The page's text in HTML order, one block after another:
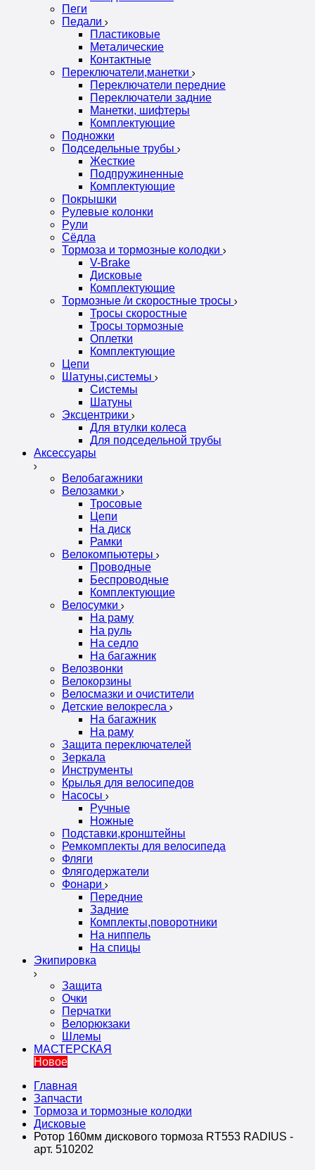
Пеги
Педали
Пластиковые
Металические
Контактные
Переключатели,манетки
Переключатели передние
Переключатели задние
Манетки, шифтеры
Комплектующие
Подножки
Подседельные трубы
Жесткие
Подпружиненные
Комплектующие
Покрышки
Рулевые колонки
Рули
Сёдла
Тормоза и тормозные колодки
V-Brake
Дисковые
Комплектующие
Тормозные /и скоростные тросы
Тросы скоростные
Тросы тормозные
Оплетки
Комплектующие
Цепи
Шатуны,системы
Системы
Шатуны
Эксцентрики
Для втулки колеса
Для подседельной трубы
Аксессуары
Велобагажники
Велозамки
Тросовые
Цепи
На диск
Рамки
Велокомпьютеры
Проводные
Беспроводные
Комплектующие
Велосумки
На раму
На руль
На седло
На багажник
Велозвонки
Велокорзины
Велосмазки и очистители
Детские велокресла
На багажник
На раму
Защита переключателей
Зеркала
Инструменты
Крылья для велосипедов
Насосы
Ручные
Ножные
Подставки,кронштейны
Ремкомплекты для велосипеда
Фляги
Флягодержатели
Фонари
Передние
Задние
Комплекты,поворотники
На ниппель
На спицы
Экипировка
Защита
Очки
Перчатки
Велорюкзаки
Шлемы
МАСТЕРСКАЯ
Новое
Главная
Запчасти
Тормоза и тормозные колодки
Дисковые
Ротор 160мм дискового тормоза RT553 RADIUS -
арт. 510202